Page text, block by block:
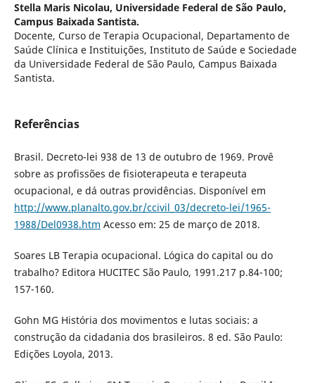
Stella Maris Nicolau, Universidade Federal de São Paulo,
Campus Baixada Santista.
Docente, Curso de Terapia Ocupacional, Departamento de
Saúde Clínica e Instituições, Instituto de Saúde e Sociedade
da Universidade Federal de São Paulo, Campus Baixada
Santista.
Referências
Brasil. Decreto-lei 938 de 13 de outubro de 1969. Provê
sobre as profissões de fisioterapeuta e terapeuta
ocupacional, e dá outras providências. Disponível em
http://www.planalto.gov.br/ccivil_03/decreto-lei/1965-
1988/Del0938.htm Acesso em: 25 de março de 2018.
Soares LB Terapia ocupacional. Lógica do capital ou do
trabalho? Editora HUCITEC São Paulo, 1991.217 p.84-100;
157-160.
Gohn MG História dos movimentos e lutas sociais: a
construção da cidadania dos brasileiros. 8 ed. São Paulo:
Edições Loyola, 2013.